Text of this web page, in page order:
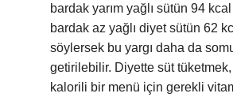
bardak yarım yağlı sütün 94
bardak az yağlı diyet sütün 62
söylersek bu yargı daha da
getirilebilir. Diyette süt
kalorili bir menü için gerekli